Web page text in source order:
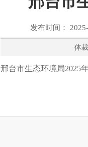
发布时间：
体
邢台市生态环境局2025